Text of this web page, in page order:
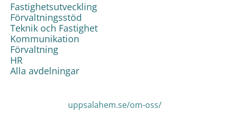
Fastighetsutveckling
Förvaltningsstöd
Teknik och Fastighet
Kommunikation
Förvaltning
HR
Alla avdelningar
uppsalahem.se/om-oss/